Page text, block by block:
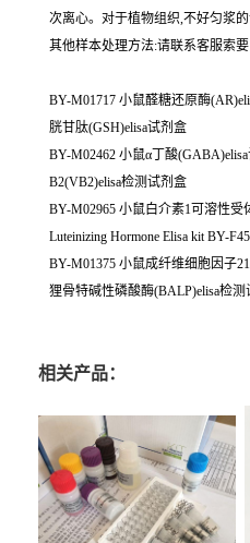
次离心。对于植物组织,不好匀浆
其他样本处理方法:请联系客服索要
BY-M01717 小鼠醛糖还原酶
胱甘肽(GSH)elisa试剂盒
BY-M02462 小鼠α丁酸
B2(VB2)elisa检测试剂盒
BY-M02965 小鼠白介素1可溶性
Luteinizing Hormone Elisa kit BY-
BY-M01375 小鼠成纤维细胞因子
狸骨特碱性磷酸酶(BALP)elisa检测
相关产品：